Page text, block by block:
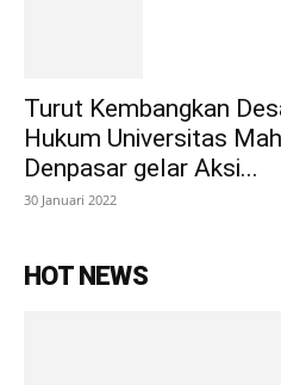
Turut Kembangkan
Hukum Universitas
Denpasar gelar Aksi...
30 Januari 2022
HOT NEWS